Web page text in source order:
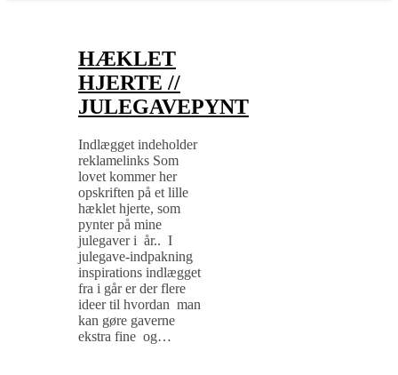
HÆKLET
HJERTE //
JULEGAVEPYNT
Indlægget indeholder
reklamelinks Som
lovet kommer her
opskriften på et lille
hæklet hjerte, som
pynter på mine
julegaver i år.. I
julegave-indpakning
inspirations indlægget
fra i går er der flere
ideer til hvordan man
kan gøre gaverne
ekstra fine og…